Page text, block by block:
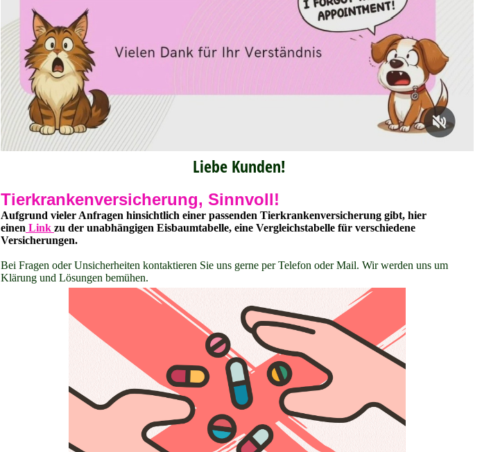
Liebe Kunden!
Tierkrankenversicherung, Sinnvoll!
Aufgrund vieler Anfragen hinsichtlich einer passenden Tierkrankenversicherung gibt, hier
einen Link zu der unabhängigen Eisbaumtabelle, eine Vergleichstabelle für verschiedene
Versicherungen.
Bei Fragen oder Unsicherheiten kontaktieren Sie uns gerne per Telefon oder Mail. Wir werden uns um
Klärung und Lösungen bemühen.